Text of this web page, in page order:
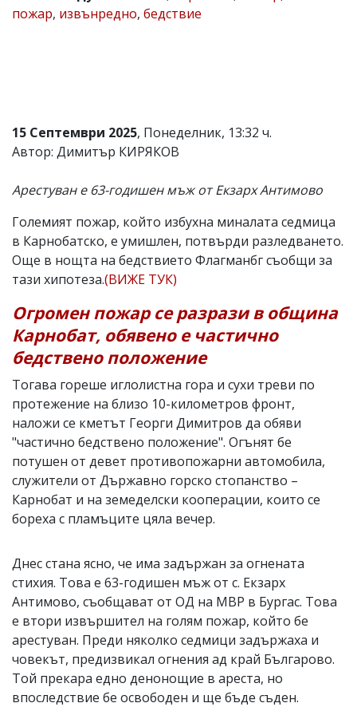
Коментарите
редакцията
не
носи
за
Ако
обиден
за
вас
моля
сигнализирайте
ни!
пожар, извънредно, бедствие
15 Септември 2025, Понеделник, 13:32 ч.
Автор: Димитър КИРЯКОВ
Арестуван е 63-годишен мъж от Екзарх Антимово
Големият пожар, който избухна миналата седмица
в Карнобатско, е умишлен, потвърди разледването.
Още в нощта на бедствието Флагманбг съобщи за
тази хипотеза.(ВИЖЕ ТУК)
Огромен пожар се разрази в община
Карнобат, обявено е частично
бедствено положение
Тогава гореше иглолистна гора и сухи треви по
протежение на близо 10-километров фронт,
наложи се кметът Георги Димитров да обяви
"частично бедствено положение". Огънят бе
потушен от девет противопожарни автомобила,
служители от Държавно горско стопанство –
Карнобат и на земеделски кооперации, които се
бореха с пламъците цяла вечер.
Днес стана ясно, че има задържан за огнената
стихия. Това е 63-годишен мъж от с. Екзарх
Антимово, съобщават от ОД на МВР в Бургас. Това
е втори извършител на голям пожар, който бе
арестуван. Преди няколко седмици задържаха и
човекът, предизвикал огнения ад край Българово.
Той прекара едно денонощие в ареста, но
впоследствие бе освободен и ще бъде съден.